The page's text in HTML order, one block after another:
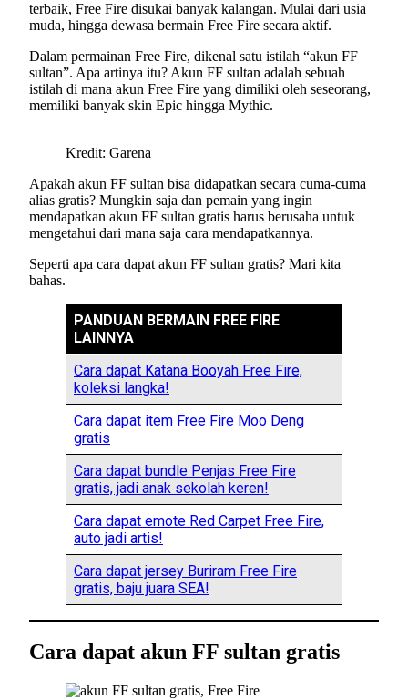
terbaik, Free Fire disukai banyak kalangan. Mulai dari usia
muda, hingga dewasa bermain Free Fire secara aktif.
Dalam permainan Free Fire, dikenal satu istilah “akun FF
sultan”. Apa artinya itu? Akun FF sultan adalah sebuah
istilah di mana akun Free Fire yang dimiliki oleh seseorang,
memiliki banyak skin Epic hingga Mythic.
Kredit: Garena
Apakah akun FF sultan bisa didapatkan secara cuma-cuma
alias gratis? Mungkin saja dan pemain yang ingin
mendapatkan akun FF sultan gratis harus berusaha untuk
mengetahui dari mana saja cara mendapatkannya.
Seperti apa cara dapat akun FF sultan gratis? Mari kita
bahas.
PANDUAN BERMAIN FREE FIRE
LAINNYA
Cara dapat Katana Booyah Free Fire,
koleksi langka!
Cara dapat item Free Fire Moo Deng
gratis
Cara dapat bundle Penjas Free Fire
gratis, jadi anak sekolah keren!
Cara dapat emote Red Carpet Free Fire,
auto jadi artis!
Cara dapat jersey Buriram Free Fire
gratis, baju juara SEA!
Cara dapat akun FF sultan gratis